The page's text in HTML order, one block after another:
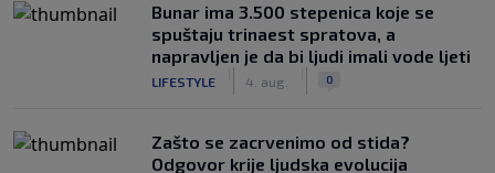
Bunar imа 3.500 stepenica koje se
spuštaju trinaest spratova, a
napravljen je da bi ljudi imali vode ljeti
LIFESTYLE 4. aug. 0
Zašto se zacrvenimo od stida?
Odgovor krije ljudska evolucija